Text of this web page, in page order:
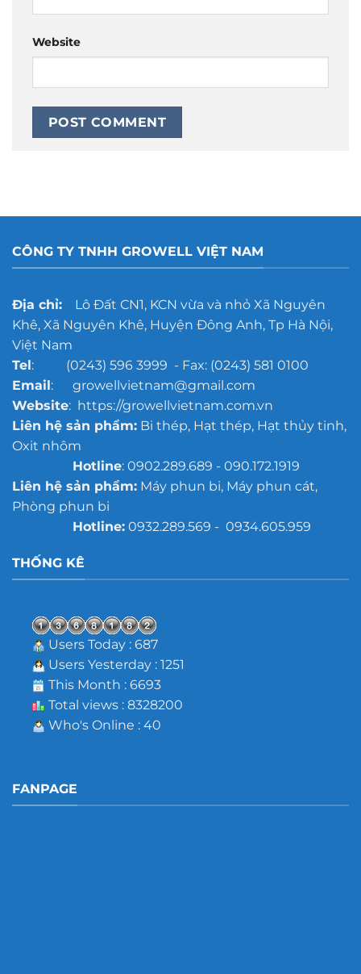
Website
CÔNG TY TNHH GROWELL VIỆT NAM
Địa chỉ:Lô Đất CN1, KCN vừa và nhỏ Xã Nguyên
Khê, Xã Nguyên Khê, Huyện Đông Anh, Tp Hà Nội,
Việt Nam
Tel: (0243) 596 3999 - Fax: (0243) 581 0100
Email: growellvietnam@gmail.com
Website: https://growellvietnam.com.vn
Liên hệ sản phẩm:Bi thép, Hạt thép, Hạt thủy tinh,
Oxit nhôm
Hotline: 0902.289.689 - 090.172.1919
Liên hệ sản phẩm:Máy phun bi, Máy phun cát,
Phòng phun bi
Hotline:0932.289.569 - 0934.605.959
THỐNG KÊ
Users Today : 687
Users Yesterday : 1251
This Month : 6693
Total views : 8328200
Who's Online : 40
FANPAGE